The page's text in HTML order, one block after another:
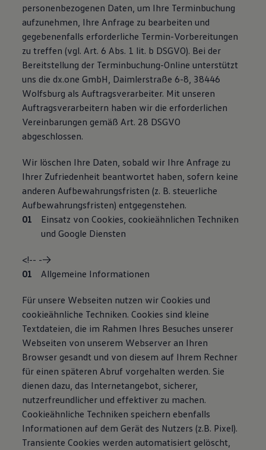
personenbezogenen Daten, um Ihre Terminbuchung
aufzunehmen, Ihre Anfrage zu bearbeiten und
gegebenenfalls erforderliche Termin-Vorbereitungen
zu treffen (vgl. Art. 6 Abs. 1 lit. b DSGVO). Bei der
Bereitstellung der Terminbuchung-Online unterstützt
uns die dx.one GmbH, Daimlerstraße 6-8, 38446
Wolfsburg als Auftragsverarbeiter. Mit unseren
Auftragsverarbeitern haben wir die erforderlichen
Vereinbarungen gemäß Art. 28 DSGVO
abgeschlossen.
Wir löschen Ihre Daten, sobald wir Ihre Anfrage zu
Ihrer Zufriedenheit beantwortet haben, sofern keine
anderen Aufbewahrungsfristen (z. B. steuerliche
Aufbewahrungsfristen) entgegenstehen.
Einsatz von Cookies, cookieähnlichen Techniken
und Google Diensten
<!-- -->
Allgemeine Informationen
Für unsere Webseiten nutzen wir Cookies und
cookieähnliche Techniken. Cookies sind kleine
Textdateien, die im Rahmen Ihres Besuches unserer
Webseiten von unserem Webserver an Ihren
Browser gesandt und von diesem auf Ihrem Rechner
für einen späteren Abruf vorgehalten werden. Sie
dienen dazu, das Internetangebot, sicherer,
nutzerfreundlicher und effektiver zu machen.
Cookieähnliche Techniken speichern ebenfalls
Informationen auf dem Gerät des Nutzers (z.B. Pixel).
Transiente Cookies werden automatisiert gelöscht,